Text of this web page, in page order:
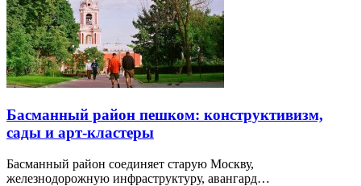
Басманный район пешком: конструктивизм,
сады и арт-кластеры
Басманный район соединяет старую Москву,
железнодорожную инфраструктуру, авангард…